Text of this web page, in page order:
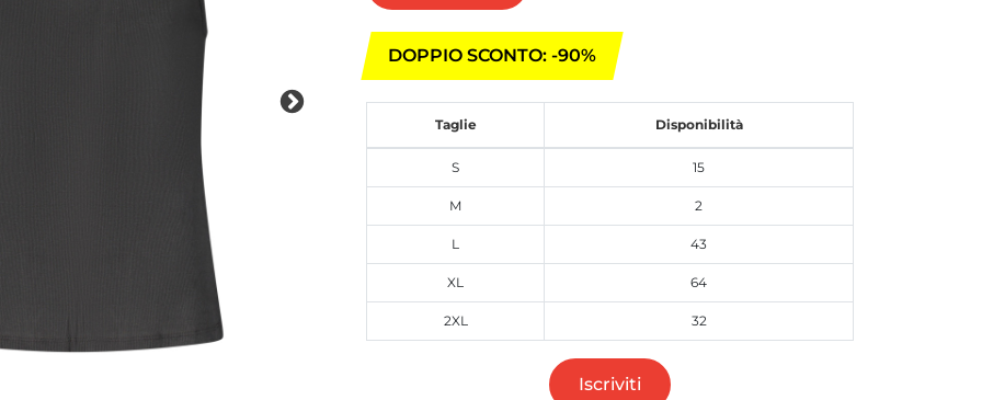
DOPPIO SCONTO: -90%
Taglie Disponibilità
S 15
M 2
L 43
XL 64
2XL 32
Iscriviti